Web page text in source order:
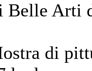
Belle Arti
di